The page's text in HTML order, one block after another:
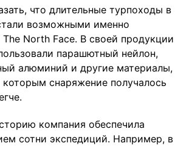
что длительные турпоходы в
возможными именно
The North Face. В своей продукции
парашютный нейлон,
алюминий и другие материалы,
которым снаряжение получалось
компания обеспечила
сотни экспедиций. Например, в